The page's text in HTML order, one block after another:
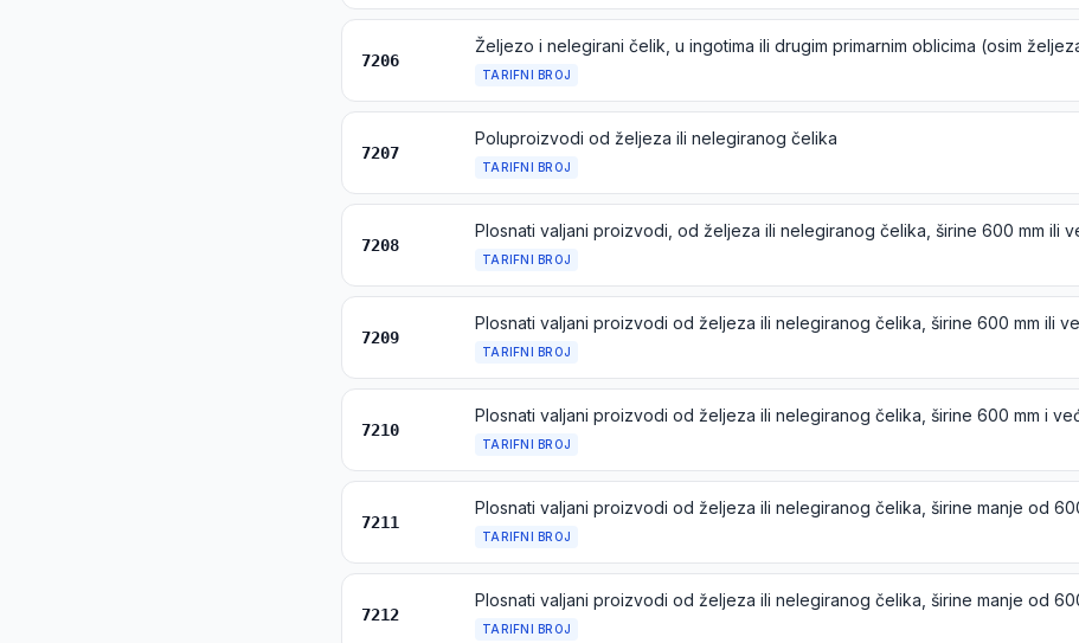
7206
TARIFNI BROJ
7207
Poluproizvodi od željeza ili nelegiranog čelika
TARIFNI BROJ
7208
TARIFNI BROJ
7209
TARIFNI BROJ
7210
TARIFNI BROJ
7211
TARIFNI BROJ
7212
TARIFNI BROJ